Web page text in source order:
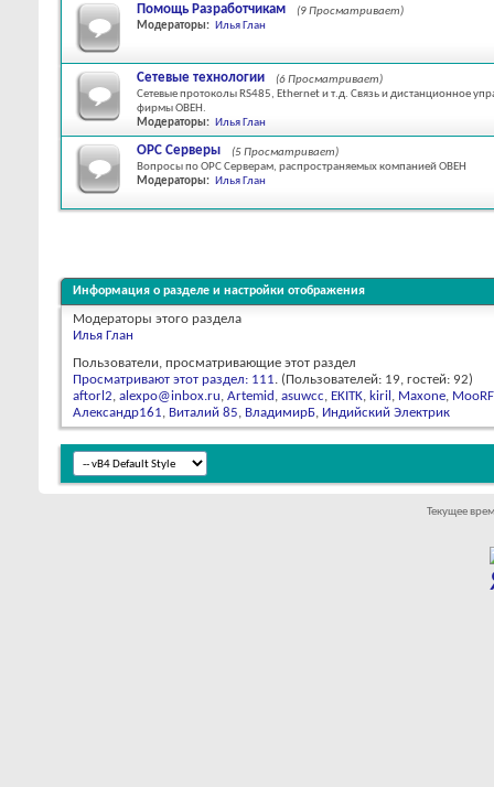
Помощь Разработчикам
(9 Просматривает)
Модераторы: Илья Глан
Сетевые технологии
(6 Просматривает)
Сетевые протоколы RS485, Ethernet и т.д. Связь и дистанционное
фирмы ОВЕН.
Модераторы: Илья Глан
OPC Серверы
(5 Просматривает)
Вопросы по OPC Серверам, распространяемых компанией ОВЕН
Модераторы: Илья Глан
Информация о разделе и настройки отображения
Модераторы этого раздела
Илья Глан
Пользователи, просматривающие этот раздел
Просматривают этот раздел: 111. (Пользователей: 19, гостей: 92)
aftorl2, alexpo@inbox.ru, Artemid , asuwcc, EKITK, kiril , Maxone,
Александр161, Виталий 85, ВладимирБ, Индийский Электрик
Текущее